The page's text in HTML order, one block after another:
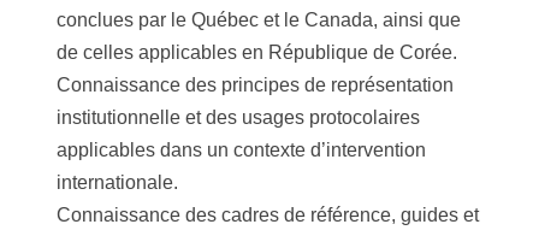
conclues par le Québec et le Canada, ainsi que
de celles applicables en République de Corée.
Connaissance des principes de représentation
institutionnelle et des usages protocolaires
applicables dans un contexte d’intervention
internationale.
Connaissance des cadres de référence, guides et